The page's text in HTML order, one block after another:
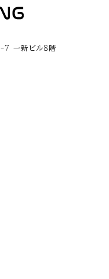
一新ビル８階